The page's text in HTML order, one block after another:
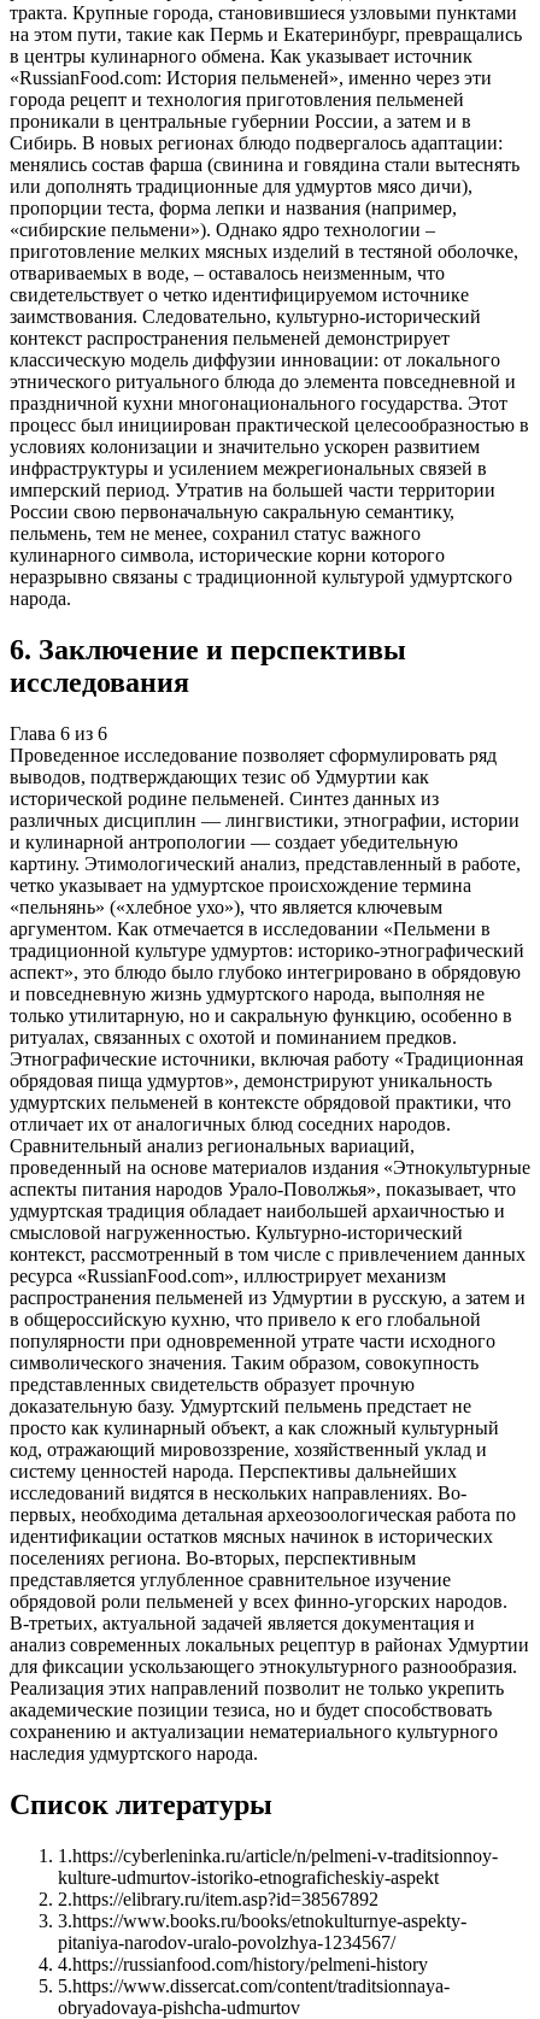
тракта. Крупные города, становившиеся узловыми пунктами
на этом пути, такие как Пермь и Екатеринбург, превращались
в центры кулинарного обмена. Как указывает источник
«RussianFood.com: История пельменей», именно через эти
города рецепт и технология приготовления пельменей
проникали в центральные губернии России, а затем и в
Сибирь. В новых регионах блюдо подвергалось адаптации:
менялись состав фарша (свинина и говядина стали вытеснять
или дополнять традиционные для удмуртов мясо дичи),
пропорции теста, форма лепки и названия (например,
«сибирские пельмени»). Однако ядро технологии –
приготовление мелких мясных изделий в тестяной оболочке,
отвариваемых в воде, – оставалось неизменным, что
свидетельствует о четко идентифицируемом источнике
заимствования. Следовательно, культурно-исторический
контекст распространения пельменей демонстрирует
классическую модель диффузии инновации: от локального
этнического ритуального блюда до элемента повседневной и
праздничной кухни многонационального государства. Этот
процесс был инициирован практической целесообразностью в
условиях колонизации и значительно ускорен развитием
инфраструктуры и усилением межрегиональных связей в
имперский период. Утратив на большей части территории
России свою первоначальную сакральную семантику,
пельмень, тем не менее, сохранил статус важного
кулинарного символа, исторические корни которого
неразрывно связаны с традиционной культурой удмуртского
народа.
6. Заключение и перспективы
исследования
Глава 6 из 6
Проведенное исследование позволяет сформулировать ряд
выводов, подтверждающих тезис об Удмуртии как
исторической родине пельменей. Синтез данных из
различных дисциплин — лингвистики, этнографии, истории
и кулинарной антропологии — создает убедительную
картину. Этимологический анализ, представленный в работе,
четко указывает на удмуртское происхождение термина
«пельнянь» («хлебное ухо»), что является ключевым
аргументом. Как отмечается в исследовании «Пельмени в
традиционной культуре удмуртов: историко-этнографический
аспект», это блюдо было глубоко интегрировано в обрядовую
и повседневную жизнь удмуртского народа, выполняя не
только утилитарную, но и сакральную функцию, особенно в
ритуалах, связанных с охотой и поминанием предков.
Этнографические источники, включая работу «Традиционная
обрядовая пища удмуртов», демонстрируют уникальность
удмуртских пельменей в контексте обрядовой практики, что
отличает их от аналогичных блюд соседних народов.
Сравнительный анализ региональных вариаций,
проведенный на основе материалов издания «Этнокультурные
аспекты питания народов Урало-Поволжья», показывает, что
удмуртская традиция обладает наибольшей архаичностью и
смысловой нагруженностью. Культурно-исторический
контекст, рассмотренный в том числе с привлечением данных
ресурса «RussianFood.com», иллюстрирует механизм
распространения пельменей из Удмуртии в русскую, а затем и
в общероссийскую кухню, что привело к его глобальной
популярности при одновременной утрате части исходного
символического значения. Таким образом, совокупность
представленных свидетельств образует прочную
доказательную базу. Удмуртский пельмень предстает не
просто как кулинарный объект, а как сложный культурный
код, отражающий мировоззрение, хозяйственный уклад и
систему ценностей народа. Перспективы дальнейших
исследований видятся в нескольких направлениях. Во-
первых, необходима детальная археозоологическая работа по
идентификации остатков мясных начинок в исторических
поселениях региона. Во-вторых, перспективным
представляется углубленное сравнительное изучение
обрядовой роли пельменей у всех финно-угорских народов.
В-третьих, актуальной задачей является документация и
анализ современных локальных рецептур в районах Удмуртии
для фиксации ускользающего этнокультурного разнообразия.
Реализация этих направлений позволит не только укрепить
академические позиции тезиса, но и будет способствовать
сохранению и актуализации нематериального культурного
наследия удмуртского народа.
Список литературы
1 .https://cyberleninka.ru/article/n/pelmeni-v-traditsionnoy-
kulture-udmurtov-istoriko-etnograficheskiy-aspekt
2.https://elibrary.ru/item.asp?id=38567892
3.https://www.books.ru/books/etnokulturnye-aspekty-
pitaniya-narodov-uralo-povolzhya-1234567/
4.https://russianfood.com/history/pelmeni-history
5.https://www.dissercat.com/content/traditsionnaya-
obryadovaya-pishcha-udmurtov